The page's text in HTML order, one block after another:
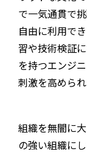
で一気通貫で
⾃由に利⽤で
習や技術検証
を持つエンジ
刺激を高めら
組織を無闇に
の強い組織に